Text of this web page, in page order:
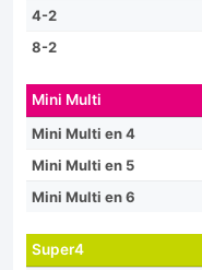
4-2
8-2
Mini Multi
Mini Multi en 4
Mini Multi en 5
Mini Multi en 6
Super4